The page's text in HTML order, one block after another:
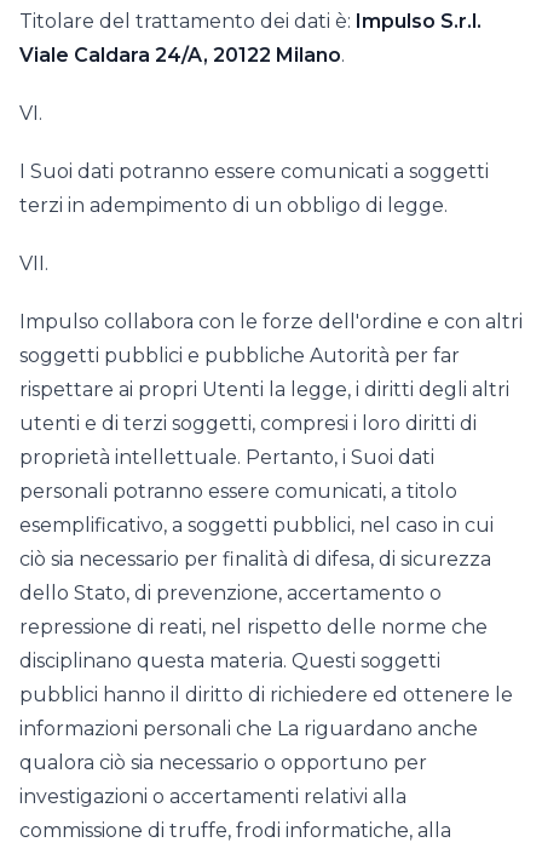
Titolare del trattamento dei dati è: Impulso S.r.l.
Viale Caldara 24/A, 20122 Milano.
VI.
I Suoi dati potranno essere comunicati a soggetti
terzi in adempimento di un obbligo di legge.
VII.
Impulso collabora con le forze dell'ordine e con altri
soggetti pubblici e pubbliche Autorità per far
rispettare ai propri Utenti la legge, i diritti degli altri
utenti e di terzi soggetti, compresi i loro diritti di
proprietà intellettuale. Pertanto, i Suoi dati
personali potranno essere comunicati, a titolo
esemplificativo, a soggetti pubblici, nel caso in cui
ciò sia necessario per finalità di difesa, di sicurezza
dello Stato, di prevenzione, accertamento o
repressione di reati, nel rispetto delle norme che
disciplinano questa materia. Questi soggetti
pubblici hanno il diritto di richiedere ed ottenere le
informazioni personali che La riguardano anche
qualora ciò sia necessario o opportuno per
investigazioni o accertamenti relativi alla
commissione di truffe, frodi informatiche, alla